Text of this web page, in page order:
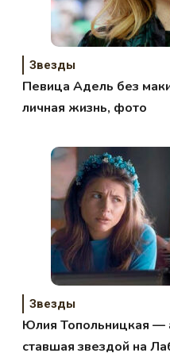
Звезды
Певица Адель без
личная жизнь, фото
Звезды
Юлия Топольницкая —
ставшая звездой на